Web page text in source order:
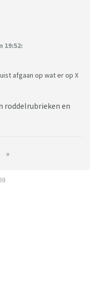
19:52:
afgaan op wat er op X
roddelrubrieken en
»